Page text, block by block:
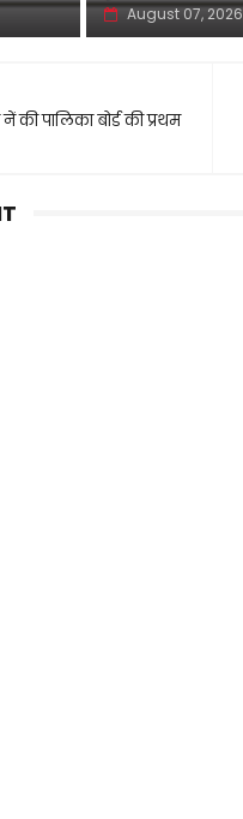
August 07, 2026
की पालिका बोर्ड की प्रथम